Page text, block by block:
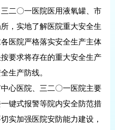
〇一医院医用液氧罐、市
，实地了解医院重大安全生
医院严格落实安全生产主体
要求将存在的重大安全生产
生产防线。
医院、三二〇一医院主要
键式报警等院内安全防范措
实加强医院安防能力建设，